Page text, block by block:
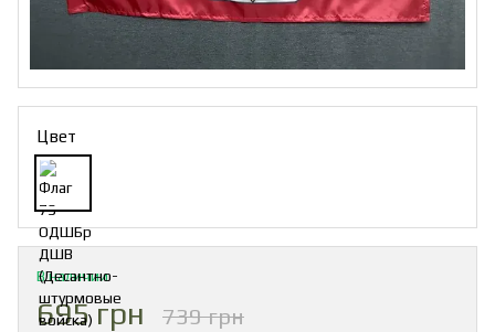
Цвет
В наличии
695 грн 739 грн